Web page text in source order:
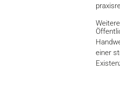
einer